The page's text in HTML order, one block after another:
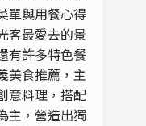
單與用餐心得
客最愛去的景
有許多特色餐
美食推薦，主
意料理，搭配
主，營造出獨